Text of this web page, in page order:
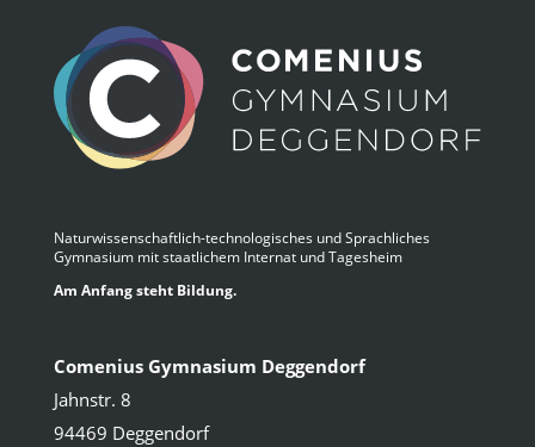
Naturwissenschaftlich-technologisches und Sprachliches
Gymnasium mit staatlichem Internat und Tagesheim
Am Anfang steht Bildung.
Comenius Gymnasium Deggendorf
Jahnstr. 8
94469 Deggendorf